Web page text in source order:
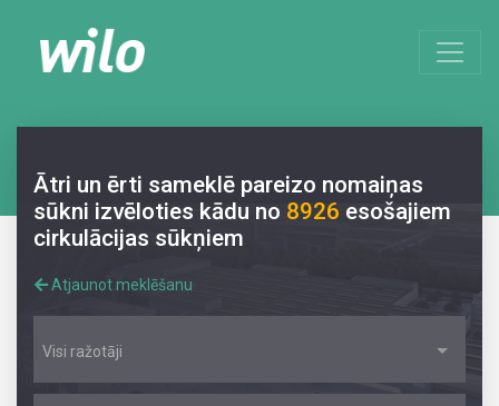
Ātri un ērti sameklē pareizo nomaiņas
sūkni izvēloties kādu no 8926 esošajiem
cirkulācijas sūkņiem
Atjaunot meklēšanu
Visi ražotāji